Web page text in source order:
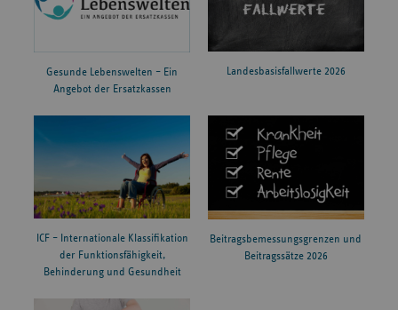
Gesunde Lebenswelten – Ein
Angebot der Ersatzkassen
Landesbasisfallwerte 2026
ICF – Internationale Klassifikation
der Funktionsfähigkeit,
Behinderung und Gesundheit
Beitragsbemessungsgrenzen und
Beitragssätze 2026